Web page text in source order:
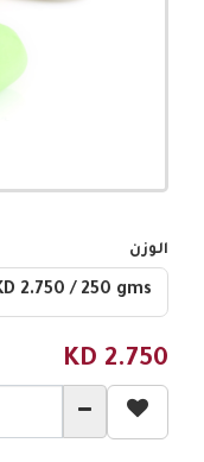
الوزن
KD 2.750